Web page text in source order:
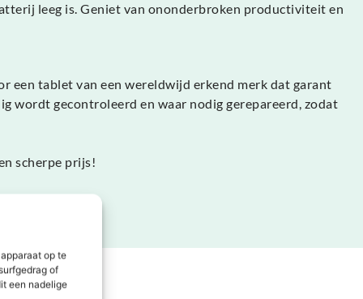
op te
of
een nadelige
leeg is. Geniet van ononderbroken productiviteit en
een tablet van een wereldwijd erkend merk dat garant
wordt gecontroleerd en waar nodig gerepareerd, zodat
scherpe prijs!